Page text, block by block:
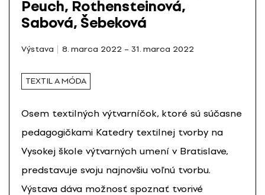
Peuch, Rothensteinová,
Sabová, Šebeková
Výstava 8. marca 2022 – 31. marca 2022
TEXTIL A MÓDA
Osem textilných výtvarníčok, ktoré sú súčasne
pedagogičkami Katedry textilnej tvorby na
Vysokej škole výtvarných umení v Bratislave,
predstavuje svoju najnovšiu voľnú tvorbu.
Výstava dáva možnosť spoznať tvorivé